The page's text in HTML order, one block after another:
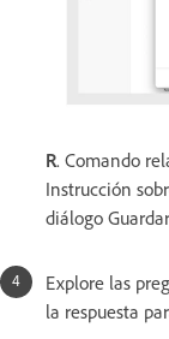
R. Comando
Instrucción
diálogo
Explore las
la respuesta